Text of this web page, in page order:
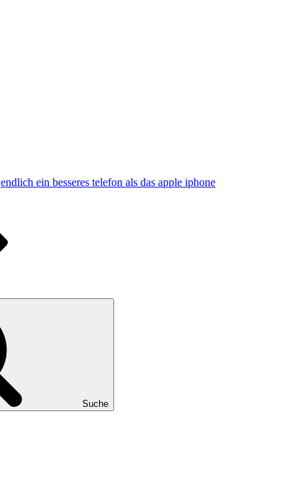
endlich ein besseres telefon als das apple iphone
Suche